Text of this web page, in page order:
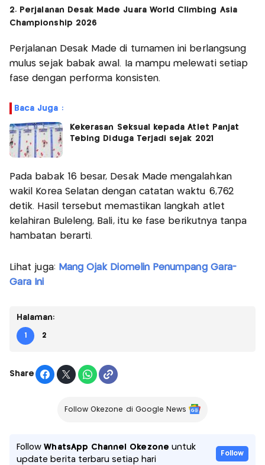
2. Perjalanan Desak Made Juara World Climbing Asia
Championship 2026
Perjalanan Desak Made di turnamen ini berlangsung
mulus sejak babak awal. Ia mampu melewati setiap
fase dengan performa konsisten.
Baca Juga :
Kekerasan Seksual kepada Atlet Panjat
Tebing Diduga Terjadi sejak 2021
Pada babak 16 besar, Desak Made mengalahkan
wakil Korea Selatan dengan catatan waktu 6,762
detik. Hasil tersebut memastikan langkah atlet
kelahiran Buleleng, Bali, itu ke fase berikutnya tanpa
hambatan berarti.
Lihat juga: Mang Ojak Diomelin Penumpang Gara-
Gara Ini
Halaman:
1 2
Share
Follow Okezone di Google News
FollowWhatsApp Channel Okezone untuk
update berita terbaru setiap hari
Follow